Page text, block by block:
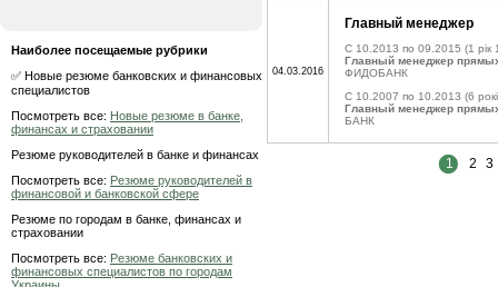
Наиболее посещаемые рубрики
✅ Новые резюме банковских и финансовых
специалистов
Посмотреть все: Новые резюме в банке,
финансах и страховании
Резюме руководителей в банке и финансах
Посмотреть все: Резюме руководителей в
финансовой и банковской сфере
Резюме по городам в банке, финансах и
страховании
Посмотреть все: Резюме банковских и
финансовых специалистов по городам
04.03.2016
Главный менеджер
C 10.2013 по 09.2015 (1 рік
Главный менеджер
ФИДОБАНК
C 10.2007 по 10.2013 (6
Главный менеджер
БАНК
1 2 3